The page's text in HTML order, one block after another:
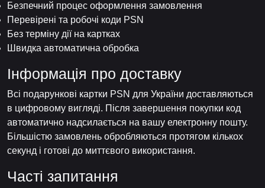
Безпечний процес оформлення замовлення
Перевірені та робочі коди PSN
Без терміну дії на картках
Швидка автоматична обробка
Інформація про доставку
Всі подарункові картки PSN для України доставляються
в цифровому вигляді. Після завершення покупки код
автоматично надсилається на вашу електронну пошту.
Більшістю замовлень обробляються протягом кількох
секунд і готові до миттєвого використання.
Часті запитання